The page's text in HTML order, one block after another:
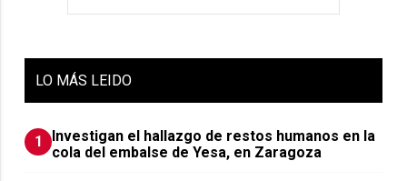
LO MÁS LEIDO
1
Investigan el hallazgo de restos humanos en la
cola del embalse de Yesa, en Zaragoza